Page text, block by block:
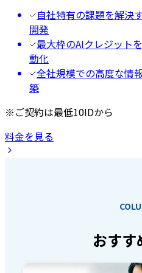
自社特有の課題を解決
開発
最大枠のAIクレジット
動化
全社規模での高度な情
築
※ご契約は最低10IDから
料金を見る
おすす